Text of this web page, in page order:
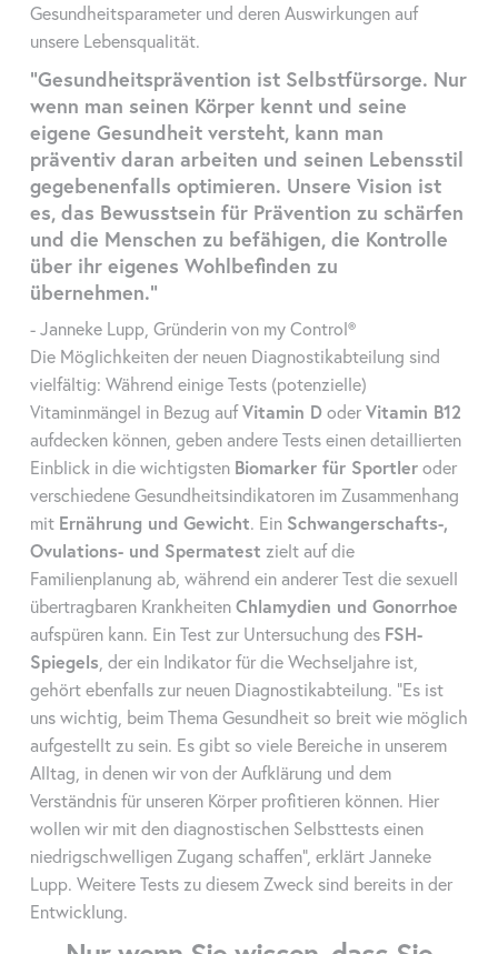
Gesundheitsparameter und deren Auswirkungen auf
unsere Lebensqualität.
"Gesundheitsprävention ist Selbstfürsorge. Nur
wenn man seinen Körper kennt und seine
eigene Gesundheit versteht, kann man
präventiv daran arbeiten und seinen Lebensstil
gegebenenfalls optimieren. Unsere Vision ist
es, das Bewusstsein für Prävention zu schärfen
und die Menschen zu befähigen, die Kontrolle
über ihr eigenes Wohlbefinden zu
übernehmen."
- Janneke Lupp, Gründerin von my Control®
Die Möglichkeiten der neuen Diagnostikabteilung sind
vielfältig: Während einige Tests (potenzielle)
Vitaminmängel in Bezug aufVitamin DoderVitamin B12
aufdecken können, geben andere Tests einen detaillierten
Einblick in die wichtigsten Biomarker für Sportleroder
verschiedene Gesundheitsindikatoren im Zusammenhang
mit Ernährung und Gewicht. Ein Schwangerschafts-,
Ovulations- und Spermatest zielt auf die
Familienplanung ab, während ein anderer Test die sexuell
übertragbaren KrankheitenChlamydien und Gonorrhoe
aufspüren kann. Ein Test zur Untersuchung des FSH-
Spiegels , der ein Indikator für die Wechseljahre ist,
gehört ebenfalls zur neuen Diagnostikabteilung. "Es ist
uns wichtig, beim Thema Gesundheit so breit wie möglich
aufgestellt zu sein. Es gibt so viele Bereiche in unserem
Alltag, in denen wir von der Aufklärung und dem
Verständnis für unseren Körper profitieren können. Hier
wollen wir mit den diagnostischen Selbsttests einen
niedrigschwelligen Zugang schaffen", erklärt Janneke
Lupp. Weitere Tests zu diesem Zweck sind bereits in der
Entwicklung.